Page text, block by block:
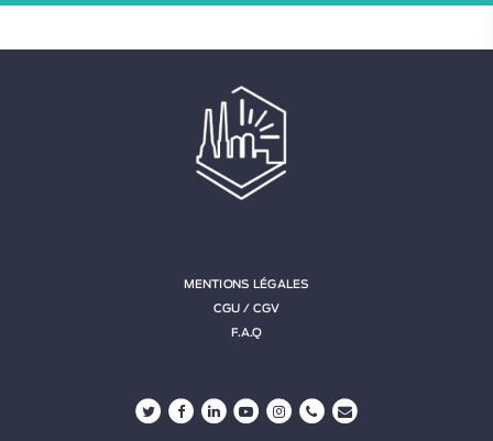
MENTIONS LÉGALES
CGU / CGV
F.A.Q